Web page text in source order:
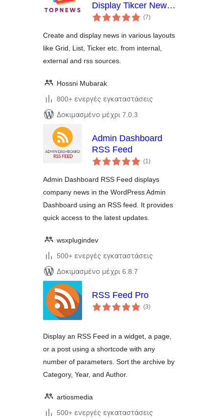
Display Tikcer News,
RSS Feed Widget
(7αξιολογήσεις
σύνολο
)
Create and display news in various layouts
like Grid, List, Ticker etc. from internal,
external and rss sources.
Hossni Mubarak
800+ ενεργές εγκαταστάσεις
Δοκιμασμένο μέχρι 7.0.3
Admin Dashboard
RSS Feed
(1αξιολογήσεις
σύνολο
)
Admin Dashboard RSS Feed displays
company news in the WordPress Admin
Dashboard using an RSS feed. It provides
quick access to the latest updates.
wsxplugindev
500+ ενεργές εγκαταστάσεις
Δοκιμασμένο μέχρι 6.8.7
RSS Feed Pro
(3αξιολογήσεις
σύνολο
)
Display an RSS Feed in a widget, a page,
or a post using a shortcode with any
number of parameters. Sort the archive by
Category, Year, and Author.
artiosmedia
500+ ενεργές εγκαταστάσεις